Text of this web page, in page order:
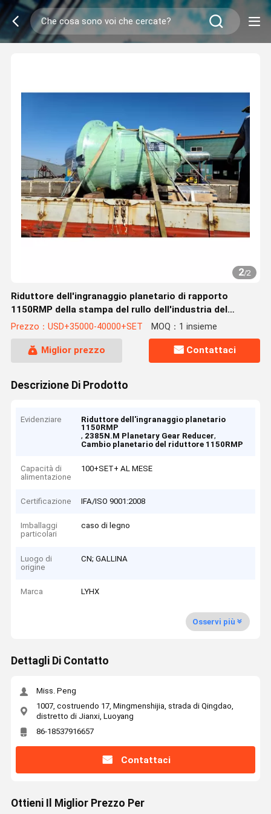
2/2
Riduttore dell'ingranaggio planetario di rapporto
1150RMP della stampa del rullo dell'industria del
cemento
Prezzo：USD+35000-40000+SET MOQ：1 insieme
Miglior prezzo Contattaci
Descrizione Di Prodotto
Evidenziare
Riduttore dell'ingranaggio planetario
1150RMP
, 2385N.M Planetary Gear Reducer,
Cambio planetario del riduttore 1150RMP
Capacità di
alimentazione
100+SET+ AL MESE
Certificazione IFA/ISO 9001:2008
Imballaggi
particolari
caso di legno
Luogo di
origine
CN; GALLINA
Marca LYHX
Osservi più
Dettagli Di Contatto
Miss. Peng
1007, costruendo 17, Mingmenshijia, strada di Qingdao,
distretto di Jianxi, Luoyang
86-18537916657
Contattaci
Ottieni Il Miglior Prezzo Per